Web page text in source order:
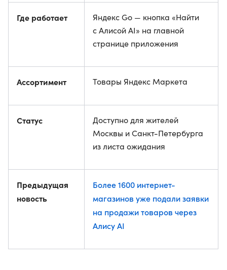
Где работает
Яндекс Go — кнопка «Найти
с Алисой AI» на главной
странице приложения
Ассортимент Товары Яндекс Маркета
Статус
Доступно для жителей
Москвы и Санкт-Петербурга
из листа ожидания
Предыдущая
новость
Более 1600 интернет-
магазинов уже подали заявки
на продажи товаров через
Алису AI